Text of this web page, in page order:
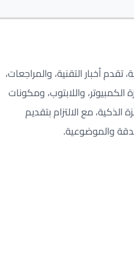
أخبار التقنية، والمراجعات،
الكمبيوتر، واللابتوب، ومكونات
الذكية، مع الالتزام بتقديم
والموضوعية.